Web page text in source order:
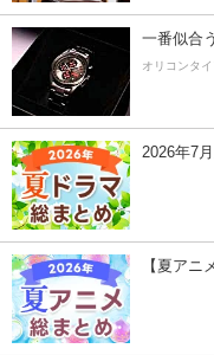
一番似合
オリコンタ
2026年7
【夏アニ